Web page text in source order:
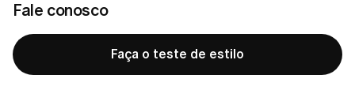
Fale conosco
Faça o teste de estilo
Conecte-se conosco